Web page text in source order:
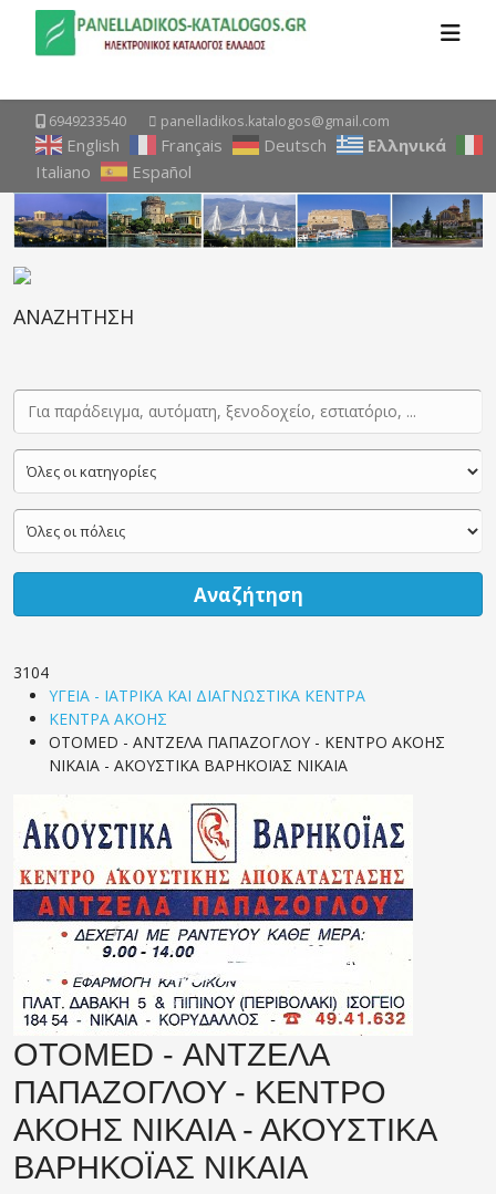
6949233540 panelladikos.katalogos@gmail.com
English Français Deutsch
Ελληνικά
Italiano
Español
ΑΝΑΖΗΤΗΣΗ
Αναζήτηση
3104
ΥΓΕΙΑ - ΙΑΤΡΙΚΑ ΚΑΙ ΔΙΑΓΝΩΣΤΙΚΑ ΚΕΝΤΡΑ
ΚΕΝΤΡΑ ΑΚΟΗΣ
OTOMED - ΑΝΤΖΕΛΑ ΠΑΠΑΖΟΓΛΟΥ - ΚΕΝΤΡΟ ΑΚΟΗΣ
ΝΙΚΑΙΑ - ΑΚΟΥΣΤΙΚΑ ΒΑΡΗΚΟΪΑΣ ΝΙΚΑΙΑ
OTOMED - ΑΝΤΖΕΛΑ
ΠΑΠΑΖΟΓΛΟΥ - ΚΕΝΤΡΟ
ΑΚΟΗΣ ΝΙΚΑΙΑ - ΑΚΟΥΣΤΙΚΑ
ΒΑΡΗΚΟΪΑΣ ΝΙΚΑΙΑ